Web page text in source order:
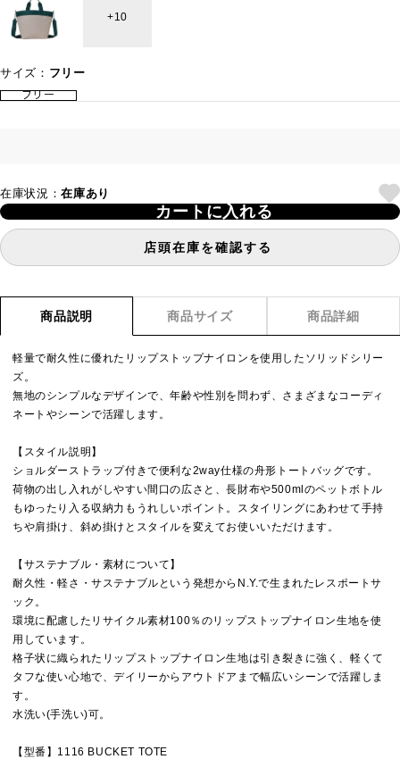
10
サイズ： フリー
フリー
在庫状況：在庫あり
カートに入れる
店頭在庫を確認する
商品説明 商品サイズ 商品詳細
軽量で耐久性に優れたリップストップナイロンを使用したソリッドシリー
ズ。
無地のシンプルなデザインで、年齢や性別を問わず、さまざまなコーディ
ネートやシーンで活躍します。
【スタイル説明】
ショルダーストラップ付きで便利な2way仕様の舟形トートバッグです。
荷物の出し入れがしやすい間口の広さと、長財布や500mlのペットボトル
もゆったり入る収納力もうれしいポイント。スタイリングにあわせて手持
ちや肩掛け、斜め掛けとスタイルを変えてお使いいただけます。
【サステナブル・素材について】
耐久性・軽さ・サステナブルという発想からN.Y.で生まれたレスポートサ
ック。
環境に配慮したリサイクル素材100％のリップストップナイロン生地を使
用しています。
格子状に織られたリップストップナイロン生地は引き裂きに強く、軽くて
タフな使い心地で、デイリーからアウトドアまで幅広いシーンで活躍しま
す。
水洗い(手洗い)可。
【型番】1116 BUCKET TOTE